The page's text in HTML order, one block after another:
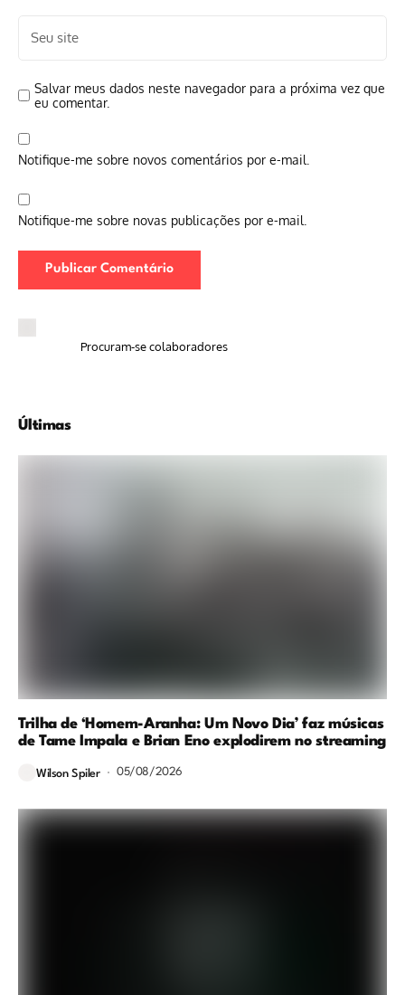
Salvar meus dados neste navegador para a próxima vez que
eu comentar.
Notifique-me sobre novos comentários por e-mail.
Notifique-me sobre novas publicações por e-mail.
Procuram-se colaboradores
Últimas
Trilha de ‘Homem-Aranha: Um Novo Dia’ faz músicas
de Tame Impala e Brian Eno explodirem no streaming
Wilson Spiler 05/08/2026